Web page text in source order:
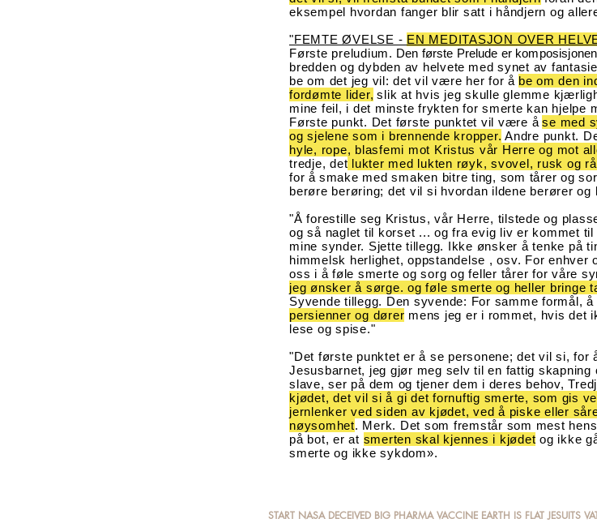
eksempel hvordan fanger blir satt i håndjern og
"FEMTE ØVELSE - EN MEDITASJON OVER
Første preludium. Den første Prelude er
bredden og dybden av helvete med synet av
be om det jeg vil: det vil være her for å be om den
fordømte lider, slik at hvis jeg skulle glemme
mine feil, i det minste frykten for smerte kan hjelpe
Første punkt. Det første punktet vil være å se med
og sjelene som i brennende kropper. Andre punkt.
hyle, rope, blasfemi mot Kristus vår Herre og mot
tredje, det lukter med lukten røyk, svovel, rusk og
for å smake med smaken bitre ting, som tårer og
berøre berøring; det vil si hvordan ildene berører og
"Å forestille seg Kristus, vår Herre, tilstede og
og så naglet til korset ... og fra evig liv er kommet
mine synder. Sjette tillegg. Ikke ønsker å tenke på
himmelsk herlighet, oppstandelse , osv. For enhver
oss i å føle smerte og sorg og feller tårer for våre
jeg ønsker å sørge. og føle smerte og heller bringe
Syvende tillegg. Den syvende: For samme formål, å
persienner og dører mens jeg er i rommet, hvis det
lese og spise."
"Det første punktet er å se personene; det vil si, for
Jesusbarnet, jeg gjør meg selv til en fattig skapning
slave, ser på dem og tjener dem i deres behov,
kjødet, det vil si å gi det fornuftig smerte, som gis
jernlenker ved siden av kjødet, ved å piske eller
nøysomhet. Merk. Det som fremstår som mest
på bot, er at smerten skal kjennes i kjødet og ikke
smerte og ikke sykdom».
START NASA DECEIVED BIG PHARMAVACCINE EARTH IS FLATJESUITS